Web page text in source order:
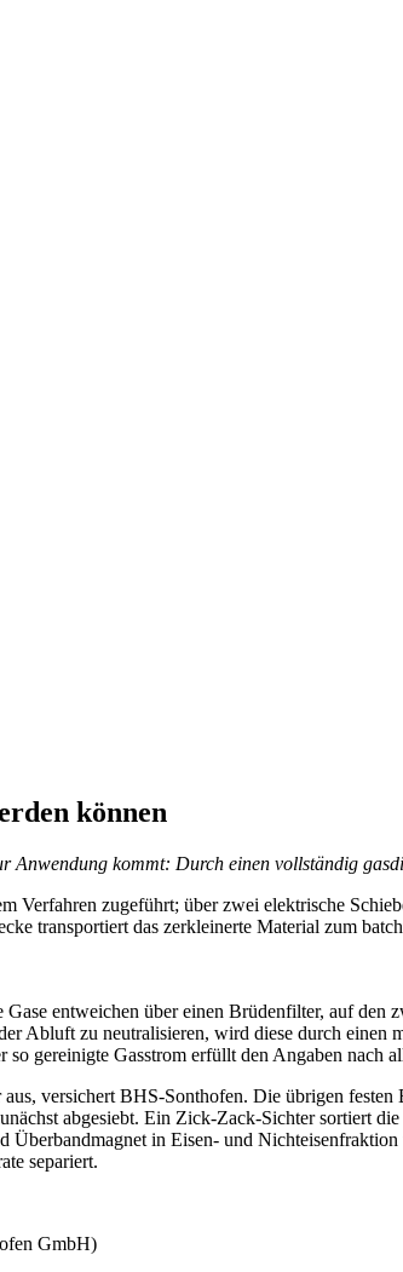
können
kommt: Durch einen vollständig
zugeführt; über zwei elektrische
transportiert das zerkleinerte Material zum
entweichen über einen Brüdenfilter, auf
Abluft zu neutralisieren, wird diese durch
gereinigte Gasstrom erfüllt den Angaben nach
versichert BHS-Sonthofen. Die übrigen
abgesiebt. Ein Zick-Zack-Sichter sortiert
in Eisen- und
separiert.
GmbH)